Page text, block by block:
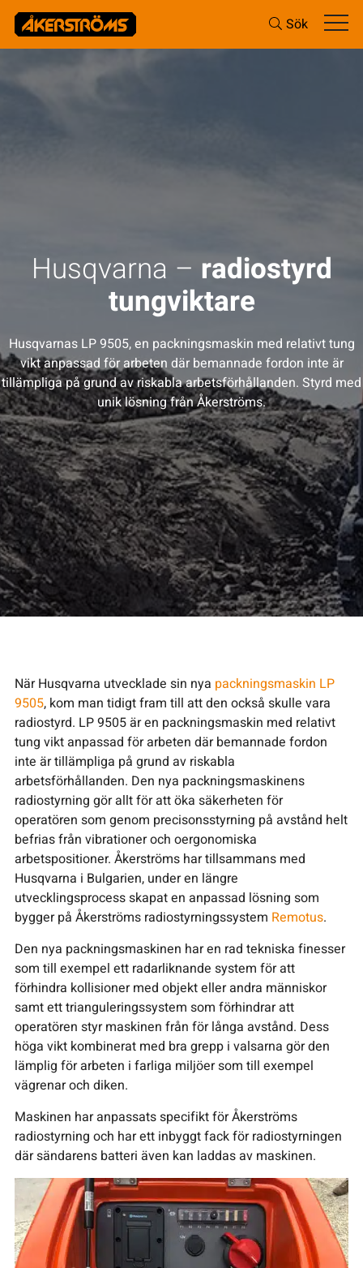
Sök
Husqvarna – radiostyrd
tungviktare
Husqvarnas LP 9505, en packningsmaskin med relativt tung
vikt anpassad för arbeten där bemannade fordon inte är
tillämpliga på grund av riskabla arbetsförhållanden. Styrd med
unik lösning från Åkerströms.
När Husqvarna utvecklade sin nya packningsmaskin LP
9505, kom man tidigt fram till att den också skulle vara
radiostyrd. LP 9505 är en packningsmaskin med relativt
tung vikt anpassad för arbeten där bemannade fordon
inte är tillämpliga på grund av riskabla
arbetsförhållanden. Den nya packningsmaskinens
radiostyrning gör allt för att öka säkerheten för
operatören som genom precisonsstyrning på avstånd helt
befrias från vibrationer och oergonomiska
arbetspositioner. Åkerströms har tillsammans med
Husqvarna i Bulgarien, under en längre
utvecklingsprocess skapat en anpassad lösning som
bygger på Åkerströms radiostyrningssystem Remotus.
Den nya packningsmaskinen har en rad tekniska finesser
som till exempel ett radarliknande system för att
förhindra kollisioner med objekt eller andra människor
samt ett trianguleringssystem som förhindrar att
operatören styr maskinen från för långa avstånd. Dess
höga vikt kombinerat med bra grepp i valsarna gör den
lämplig för arbeten i farliga miljöer som till exempel
vägrenar och diken.
Maskinen har anpassats specifikt för Åkerströms
radiostyrning och har ett inbyggt fack för radiostyrningen
där sändarens batteri även kan laddas av maskinen.